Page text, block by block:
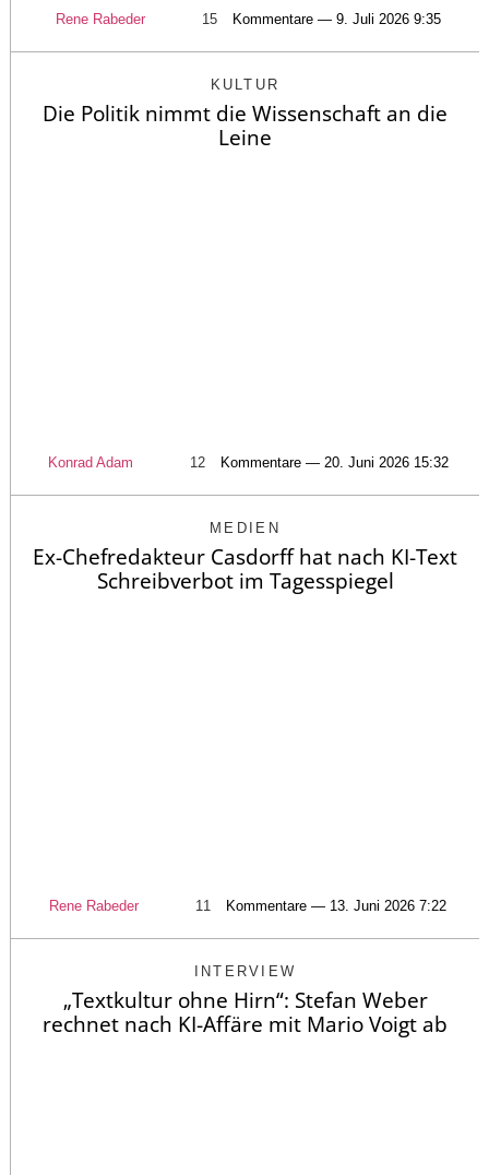
Rene Rabeder 15 Kommentare — 9. Juli 2026 9:35
KULTUR
Die Politik nimmt die Wissenschaft an die
Leine
Konrad Adam 12 Kommentare — 20. Juni 2026 15:32
MEDIEN
Ex-Chefredakteur Casdorff hat nach KI-Text
Schreibverbot im Tagesspiegel
Rene Rabeder 11 Kommentare — 13. Juni 2026 7:22
INTERVIEW
„Textkultur ohne Hirn“: Stefan Weber
rechnet nach KI-Affäre mit Mario Voigt ab